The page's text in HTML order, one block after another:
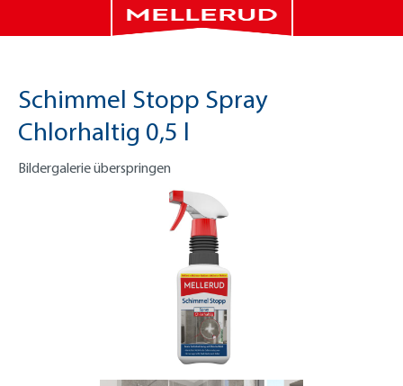
Schimmel Stopp Spray
Chlorhaltig 0,5 l
Bildergalerie überspringen